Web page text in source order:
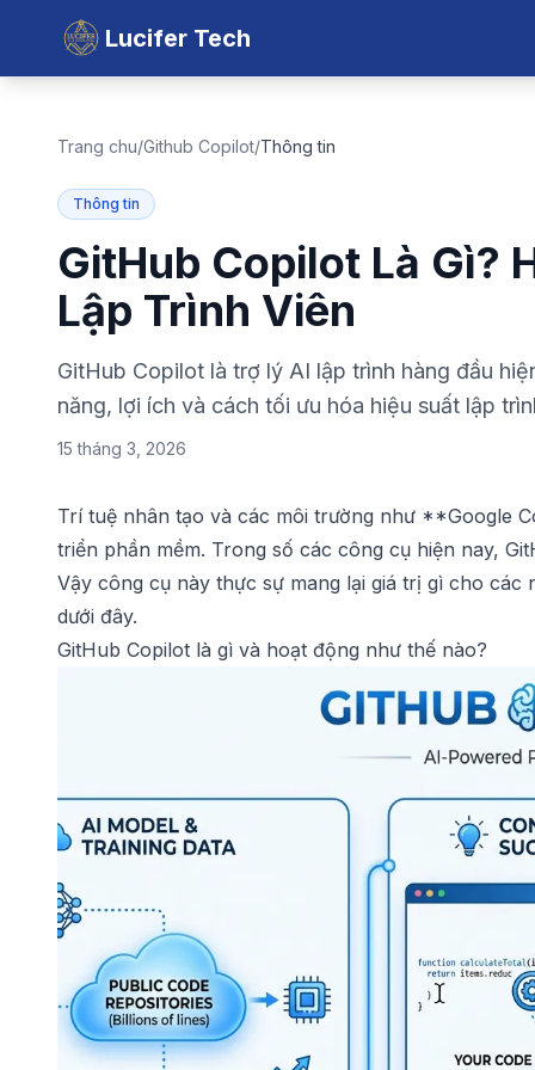
Lucifer Tech
Trang chu/Github Copilot/Thông tin
Thông tin
GitHub Copilot Là Gì?
Lập Trình Viên
GitHub Copilot là trợ lý AI lập trình hàng đầu
năng, lợi ích và cách tối ưu hóa hiệu suất lập
15 tháng 3, 2026
Trí tuệ nhân tạo và các môi trường như **Google
triển phần mềm. Trong số các công cụ hiện nay,
Vậy công cụ này thực sự mang lại giá trị gì cho
dưới đây.
GitHub Copilot là gì và hoạt động như thế nào?